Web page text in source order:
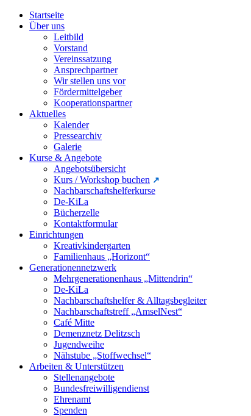
Startseite
Über uns
Leitbild
Vorstand
Vereinssatzung
Ansprechpartner
Wir stellen uns vor
Fördermittelgeber
Kooperationspartner
Aktuelles
Kalender
Pressearchiv
Galerie
Kurse & Angebote
Angebotsübersicht
Kurs / Workshop buchen
Nachbarschaftshelferkurse
De-KiLa
Bücherzelle
Kontaktformular
Einrichtungen
Kreativkindergarten
Familienhaus „Horizont“
Generationennetzwerk
Mehrgenerationenhaus „Mittendrin“
De-KiLa
Nachbarschaftshelfer & Alltagsbegleiter
Nachbarschaftstreff „AmselNest“
Café Mitte
Demenznetz Delitzsch
Jugendweihe
Nähstube „Stoffwechsel“
Arbeiten & Unterstützen
Stellenangebote
Bundesfreiwilligendienst
Ehrenamt
Spenden